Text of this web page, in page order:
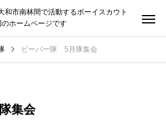
和市南林間で活動するボーイスカウト
ホームページです
ビーバー隊 5月隊集会
集会